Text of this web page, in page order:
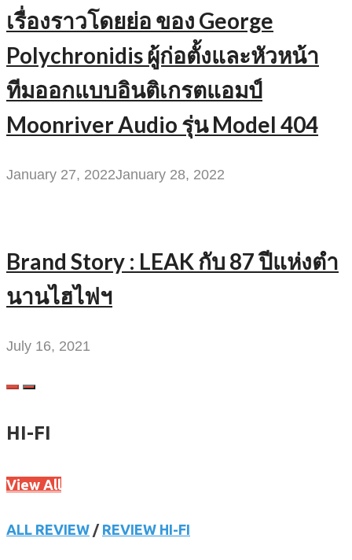
เรื่องราวโดยย่อ ของ George
Polychronidis ผู้ก่อตั้งและหัวหน้า
ทีมออกแบบอินติเกรตแอมป์
Moonriver Audio รุ่น Model 404
January 27, 2022January 28, 2022
Brand Story : LEAK กับ 87 ปีแห่งตำ
นานไฮไฟฯ
July 16, 2021
HI-FI
View All
ALL REVIEW / REVIEW HI-FI